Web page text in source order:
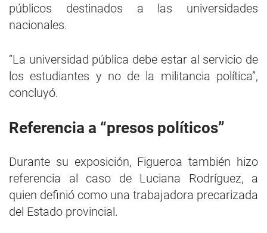
públicos destinados a las universidades
nacionales.
“La universidad pública debe estar al servicio de
los estudiantes y no de la militancia política”,
concluyó.
Referencia a “presos políticos”
Durante su exposición, Figueroa también hizo
referencia al caso de Luciana Rodríguez, a
quien definió como una trabajadora precarizada
del Estado provincial.